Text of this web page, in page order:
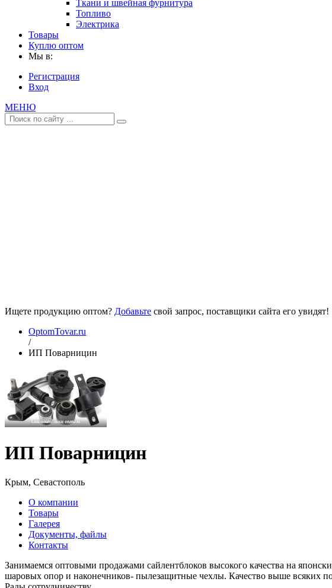
Ткани и швейная фурнитура
Топливо
Электрика
Товары
Куплю оптом
Мы в:
Регистрация
Вход
МЕНЮ
Ищете продукцию оптом? Добавьте свой запрос, поставщики сайта его увидят!
OptomTovar.ru
/
ИП Поварницин
ИП Поварницин
Крым, Севастополь
О компании
Товары
Галерея
Документы, файлы
Контакты
Занимаемся оптовыми продажами сайлентблоков высокого качества на
шаровых опор и наконечников- пылезащитные чехлы. Качество выше всяких